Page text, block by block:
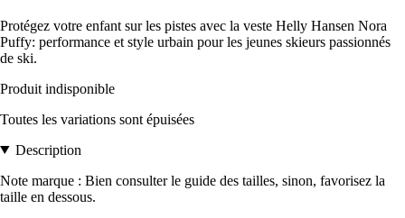
Protégez votre enfant sur les pistes avec la veste Helly Hansen Nora
Puffy: performance et style urbain pour les jeunes skieurs passionnés
de ski.
Produit indisponible
Toutes les variations sont épuisées
Description
Note marque : Bien consulter le guide des tailles, sinon, favorisez la
taille en dessous.